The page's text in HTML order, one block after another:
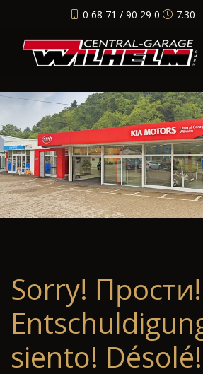
0 68 71 / 90 29 0 7.30
Sorry! Прости!
siento! Désolé!